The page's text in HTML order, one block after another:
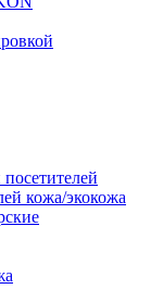
кожа/экокожа